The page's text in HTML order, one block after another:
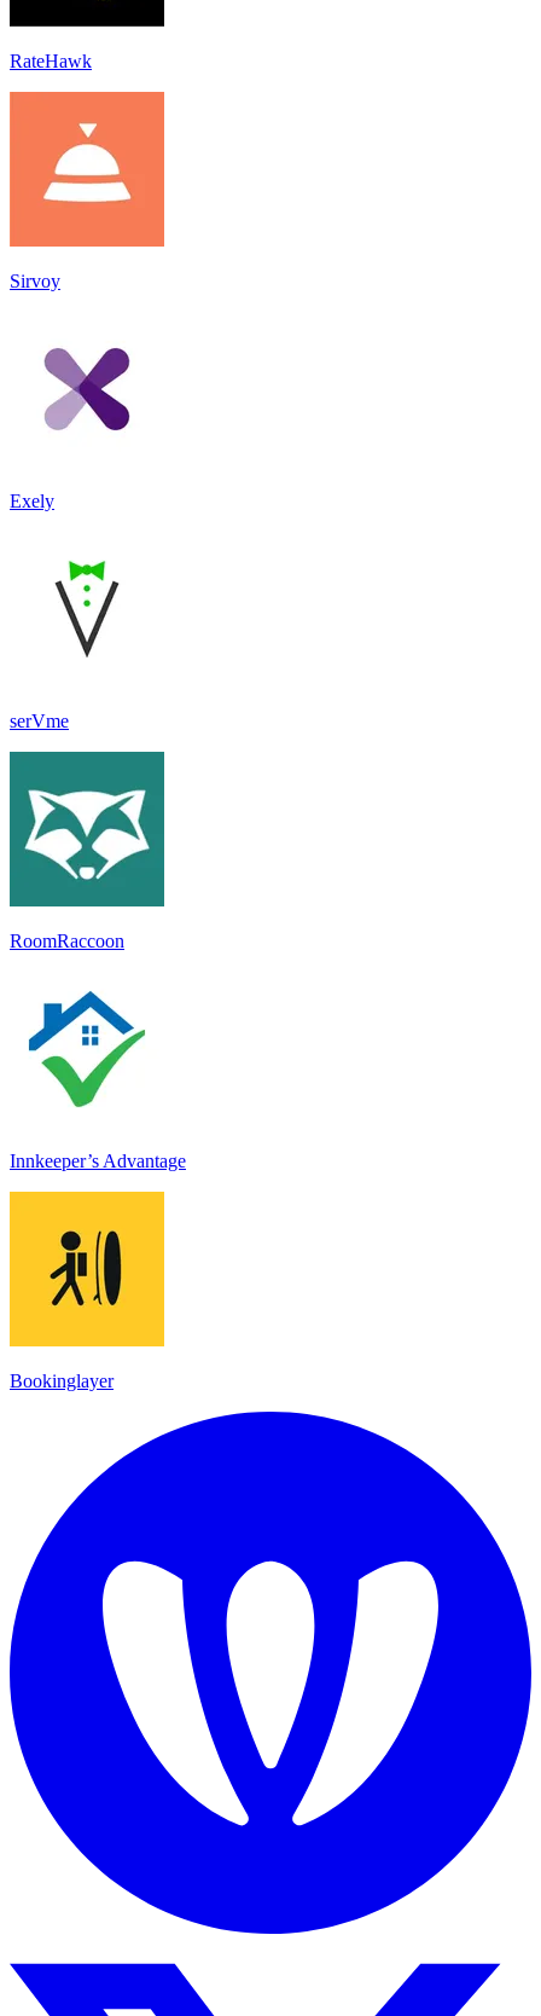
RateHawk
Sirvoy
Exely
serVme
RoomRaccoon
Innkeeper’s Advantage
Bookinglayer